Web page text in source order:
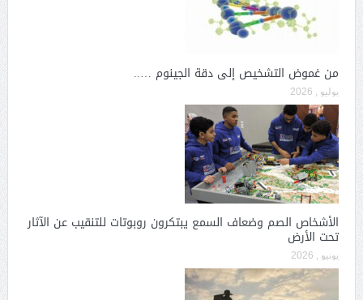
من غموض التشخيص إلى دقة الجينوم …..
يوليو , 2026
الأشخاص الصم وضعاف السمع يبتكرون روبوتات للتنقيب عن الآثار
تحت الأرض
يونيو , 2026